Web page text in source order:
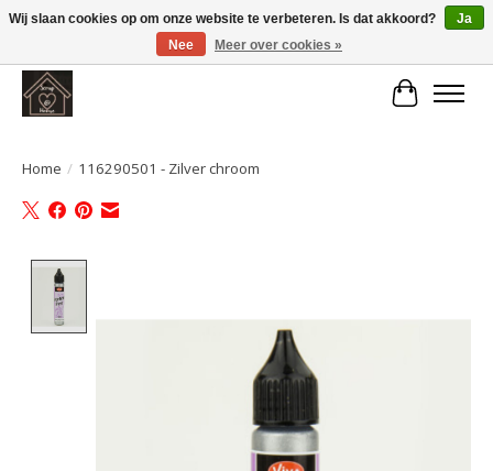
Large selection of products and fast shipping!
Home / 116290501 - Zilver chroom
Wij slaan cookies op om onze website te verbeteren. Is dat akkoord?
Ja
Nee
Meer over cookies »